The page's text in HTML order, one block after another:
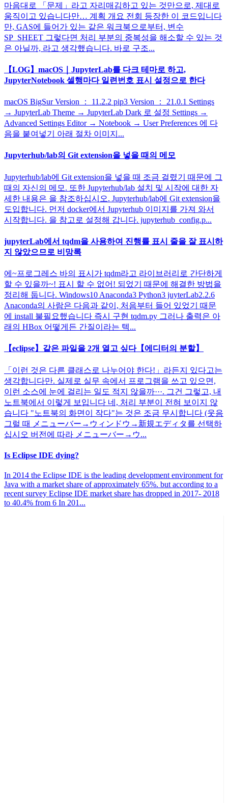
마음대로 「문제」라고 자리매김하고 있는 것만으로, 제대로
움직이고 있습니다만… 계획 개요 전회 등장한 이 코드입니다
만, GAS에 들어가 있는 같은 워크북으로부터, 변수
SP_SHEET 그렇다면 처리 부분의 중복성을 해소할 수 있는 것
은 아닐까, 라고 생각했습니다. 바로 구조...
【LOG】macOS｜JupyterLab를 다크 테마로 하고,
JupyterNotebook 셀행마다 일련번호 표시 설정으로 한다
macOS BigSur Version ： 11.2.2 pip3 Version ： 21.0.1 Settings
→ JupyterLab Theme → JupyterLab Dark 로 설정 Settings →
Advanced Settings Editor → Notebook → User Preferences 에 다
음을 붙여넣기 아래 절차 이미지...
Jupyterhub/lab의 Git extension을 넣을 때의 메모
Jupyterhub/lab에 Git extension을 넣을 때 조금 걸렸기 때문에 그
때의 자신의 메모. 또한 Jupyterhub/lab 설치 및 시작에 대한 자
세한 내용은 을 참조하십시오. Jupyterhub/lab에 Git extension을
도입합니다. 먼저 docker에서 Jupyterhub 이미지를 가져 와서
시작합니다. 을 참고로 설정해 갑니다. jupyterhub_config.p...
jupyterLab에서 tqdm을 사용하여 진행률 표시 줄을 잘 표시하
지 않았으므로 비망록
에~프로그레스 바의 표시가 tqdm라고 라이브러리로 간단하게
할 수 있을까~! 표시 할 수 없어! 되었기 때문에 해결한 방법을
정리해 둡니다. Windows10 Anaconda3 Python3 juyterLab2.2.6
Anaconda의 사람은 다음과 같이, 처음부터 들어 있었기 때문
에 install 불필요했습니다 즉시 구현 tqdm.py 그러나 출력은 아
래의 HBox 어떻게든 간질이라는 텍...
【eclipse】같은 파일을 2개 열고 싶다【에디터의 분할】
「이런 것은 다른 클래스로 나누어야 한다!」라든지 있다고는
생각합니다만. 실제로 실무 속에서 프로그램을 쓰고 있으면,
이런 소스에 눈에 걸리는 일도 적지 않을까···. 그건 그렇고, 내
노트북에서 이렇게 보입니다 네, 처리 부분이 전혀 보이지 않
습니다 "노트북의 화면이 작다"는 것은 조금 무시합니다 (웃음
그럴 때 メニューバー→ウィンドウ→新規エディタ를 선택하
십시오 버전에 따라 メニューバー→ウ...
Is Eclipse IDE dying?
In 2014 the Eclipse IDE is the leading development environment for
Java with a market share of approximately 65%. but according to a
recent survey Eclipse IDE market share has dropped in 2017- 2018
to 40.4% from 6 In 201...